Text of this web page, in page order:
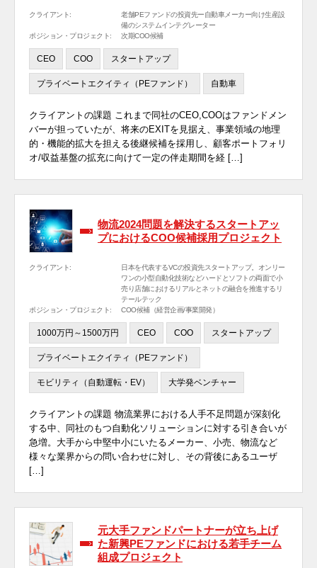
クライアント:
老舗PEファンドの投資先ー自動車メーカー向け生産設
備のシステムインテグレーター
ポジション・プロジェクト:
次期COO候補
CEO COO スタートアップ
プライベートエクイティ（PEファンド） 自動車
クライアントの課題 これまで同社のCEO,COOはファンドメン
バーが担っていたが、将来のEXITを見据え、事業領域の地理
的・機能的拡大を担える後継候補を採用し、顧客ポートフォリ
オ/収益基盤の拡充に向けて一定の伴走期間を経 […]
物流2024問題を解決するスタートアッ
プにおけるCOO候補採用プロジェクト
クライアント:
日本を代表するVCの投資先スタートアップ。オンリー
ワンの小型自動化技術などハードとソフトの両面で小
売り店舗におけるリアルとネットの融合を推進するリ
テールテック
ポジション・プロジェクト:
COO候補（経営企画/事業開発）
1000万円～1500万円 CEO COO スタートアップ
プライベートエクイティ（PEファンド）
モビリティ（自動運転・EV） 大学発ベンチャー
クライアントの課題 物流業界における人手不足問題が深刻化
する中、同社のもつ自動化ソリューションに対する引き合いが
急増。大手から中堅中小にいたるメーカー、小売、物流など
様々な業界からの問い合わせに対し、その背後にあるユーザ
[…]
元大手ファンドパートナーが立ち上げ
た新興PEファンドにおける若手チーム
組成プロジェクト